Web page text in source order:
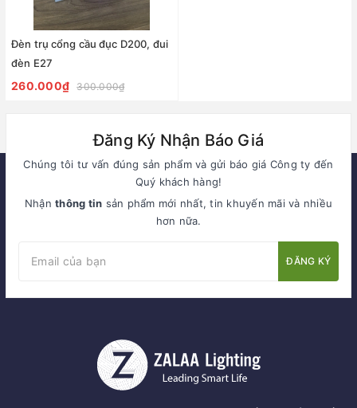
Đèn trụ cổng cầu đục D200, đui
đèn E27
260.000₫ 300.000₫
Đăng Ký Nhận Báo Giá
Chúng tôi tư vấn đúng sản phẩm và gửi báo giá Công ty đến
Quý khách hàng!
Nhậnthông tin sản phẩm mới nhất, tin khuyến mãi và nhiều
hơn nữa.
ĐĂNG KÝ